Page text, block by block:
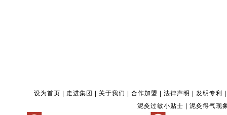
设为首页 走进集团 关于我们 合作加盟 法律声明 发明专利
泥灸过敏小贴士
泥灸得气现